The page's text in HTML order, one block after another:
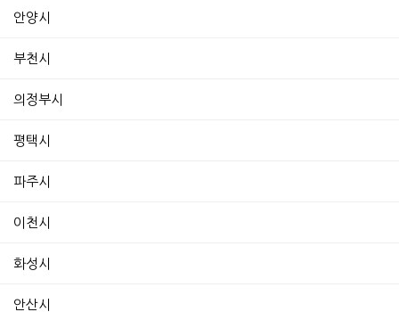
안양시
부천시
의정부시
평택시
파주시
이천시
화성시
안산시